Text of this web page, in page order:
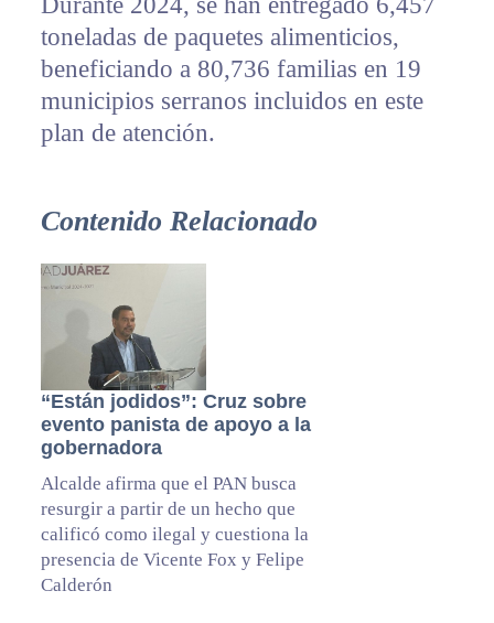
toneladas de paquetes alimenticios,
beneficiando a 80,736 familias en 19
municipios serranos incluidos en este
plan de atención.
Contenido Relacionado
“Están jodidos”: Cruz sobre
evento panista de apoyo a la
gobernadora
Alcalde afirma que el PAN busca
resurgir a partir de un hecho que
calificó como ilegal y cuestiona la
presencia de Vicente Fox y Felipe
Calderón